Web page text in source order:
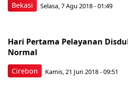
Bekasi Selasa, 7 Agu 2018 - 01:49
Cirebon
Hari Pertama Pelayanan
Normal
Kamis, 21 Jun 2018 - 09:51